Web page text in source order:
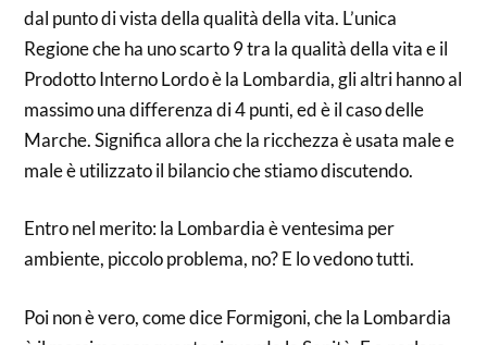
dal punto di vista della qualità della vita. L’unica
Regione che ha uno scarto 9 tra la qualità della vita e il
Prodotto Interno Lordo è la Lombardia, gli altri hanno al
massimo una differenza di 4 punti, ed è il caso delle
Marche. Significa allora che la ricchezza è usata male e
male è utilizzato il bilancio che stiamo discutendo.
Entro nel merito: la Lombardia è ventesima per
ambiente, piccolo problema, no? E lo vedono tutti.
Poi non è vero, come dice Formigoni, che la Lombardia